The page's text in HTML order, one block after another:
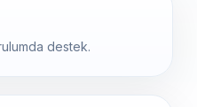
destek.